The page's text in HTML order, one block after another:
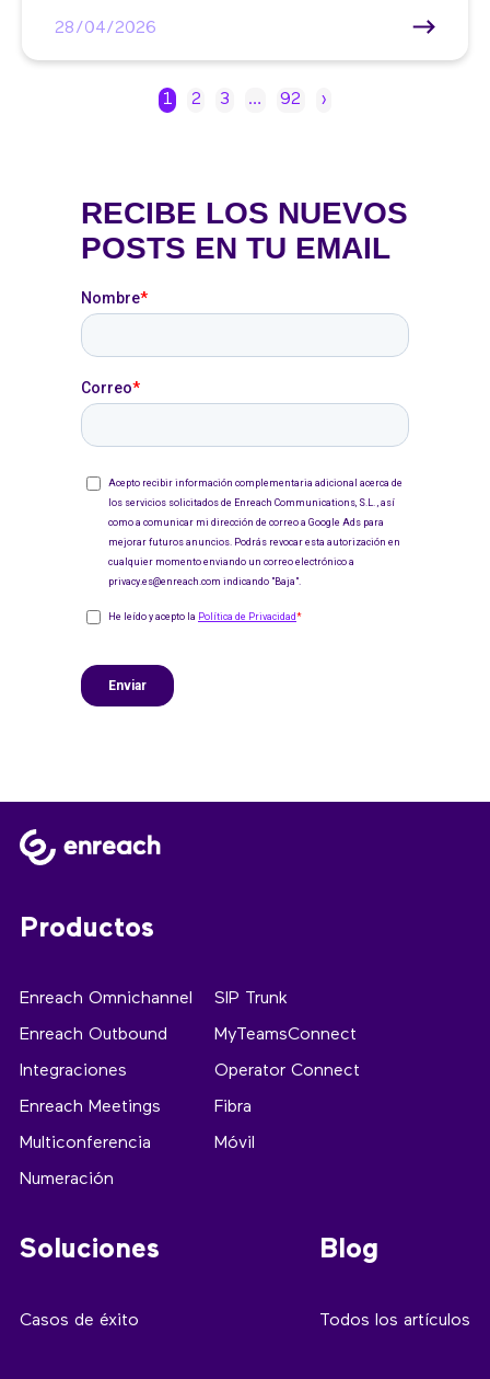
28/04/2026
1 2 3 … 92 ›
Productos
Enreach Omnichannel
Enreach Outbound
Integraciones
Enreach Meetings
Multiconferencia
Numeración
SIP Trunk
MyTeamsConnect
Operator Connect
Fibra
Móvil
Soluciones
Casos de éxito
Blog
Todos los artículos